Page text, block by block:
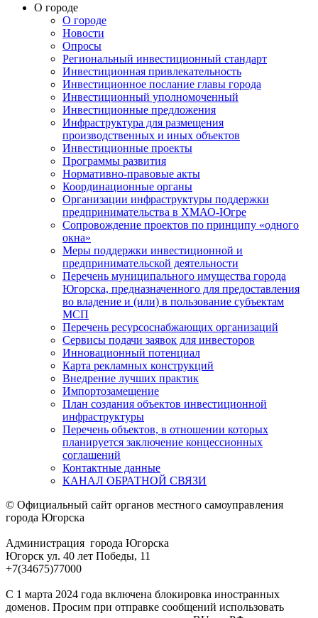
О городе
О городе
Новости
Опросы
Региональный инвестиционный стандарт
Инвестиционная привлекательность
Инвестиционное послание главы города
Инвестиционный уполномоченный
Инвестиционные предложения
Инфраструктура для размещения
производственных и иных объектов
Инвестиционные проекты
Программы развития
Нормативно-правовые акты
Координационные органы
Организации инфраструктуры поддержки
предпринимательства в ХМАО-Югре
Сопровождение проектов по принципу «одного
окна»
Меры поддержки инвестиционной и
предпринимательской деятельности
Перечень муниципального имущества города
Югорска, предназначенного для предоставления
во владение и (или) в пользование субъектам
МСП
Перечень ресурсоснабжающих организаций
Сервисы подачи заявок для инвесторов
Инновационный потенциал
Карта рекламных конструкций
Внедрение лучших практик
Импортозамещение
План создания объектов инвестиционной
инфраструктуры
Перечень объектов, в отношении которых
планируется заключение концессионных
соглашений
Контактные данные
КАНАЛ ОБРАТНОЙ СВЯЗИ
© Официальный сайт органов местного самоуправления
города Югорска
Администрация города Югорска
Югорск ул. 40 лет Победы, 11
+7(34675)77000
С 1 марта 2024 года включена блокировка иностранных
доменов. Просим при отправке сообщений использовать